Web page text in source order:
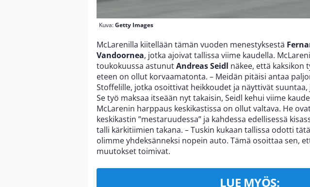
Kuva:Getty Images
McLarenilla kiitellään tämän vuoden menestyksestä
Vandoornea, jotka ajoivat tallissa viime kaudella.
toukokuussa astunutAndreas Seidl näkee, että kaksikon
eteen on ollut korvaamatonta. – Meidän pitäisi antaa
Stoffelille, jotka osoittivat heikkoudet ja näyttivät
Se työ maksaa itseään nyt takaisin, Seidl kehui viime
McLarenin harppaus keskikastissa on ollut valtava. He
keskikastin ”mestaruudessa” ja kahdessa edellisessä
talli kärkitiimien takana. – Tuskin kukaan tallissa odotti
olimme yhdeksänneksi nopein auto. Tämä osoittaa sen,
muutokset toimivat.
LUE MYÖS: